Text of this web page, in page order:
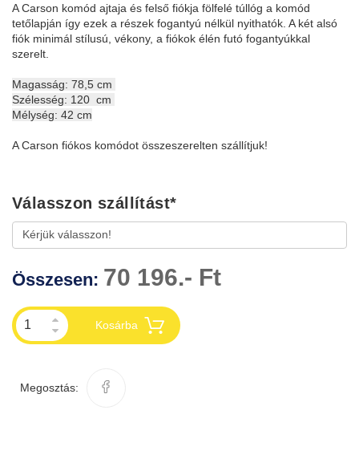
A Carson komód ajtaja és felső fiókja fölfelé túllóg a komód
tetőlapján így ezek a részek fogantyú nélkül nyithatók. A két alsó
fiók minimál stílusú, vékony, a fiókok élén futó fogantyúkkal
szerelt.
Magasság: 78,5 cm
Szélesség: 120 cm
Mélység: 42 cm
A Carson fiókos komódot összeszerelten szállítjuk!
Válasszon szállítást*
Összesen: 70 196.- Ft
Kosárba
Megosztás: